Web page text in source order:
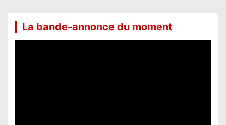
La bande-annonce du moment